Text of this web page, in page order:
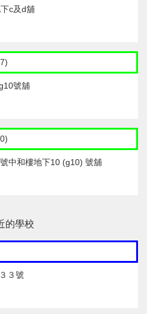
c及d舖
號舖
中和樓地下10 (g10) 號舖
的學校
３號